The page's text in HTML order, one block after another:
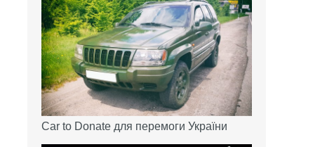
Car to Donate для перемоги України